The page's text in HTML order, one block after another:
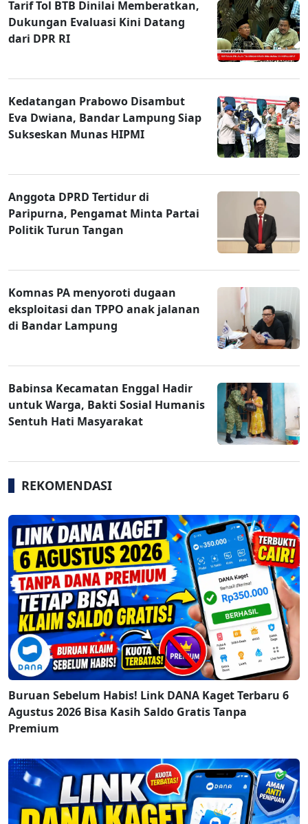
Tarif Tol BTB Dinilai Memberatkan,
Dukungan Evaluasi Kini Datang
dari DPR RI
Kedatangan Prabowo Disambut
Eva Dwiana, Bandar Lampung Siap
Sukseskan Munas HIPMI
Anggota DPRD Tertidur di
Paripurna, Pengamat Minta Partai
Politik Turun Tangan
Komnas PA menyoroti dugaan
eksploitasi dan TPPO anak jalanan
di Bandar Lampung
Babinsa Kecamatan Enggal Hadir
untuk Warga, Bakti Sosial Humanis
Sentuh Hati Masyarakat
REKOMENDASI
Buruan Sebelum Habis! Link DANA Kaget Terbaru 6
Agustus 2026 Bisa Kasih Saldo Gratis Tanpa
Premium